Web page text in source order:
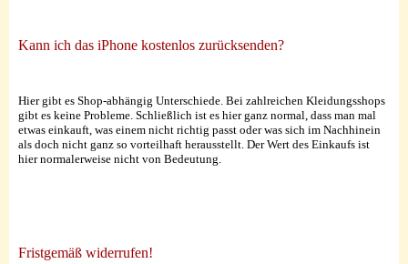
Kann ich das iPhone kostenlos zurücksenden?
Hier gibt es Shop-abhängig Unterschiede. Bei zahlreichen Kleidungsshops
gibt es keine Probleme. Schließlich ist es hier ganz normal, dass man mal
etwas einkauft, was einem nicht richtig passt oder was sich im Nachhinein
als doch nicht ganz so vorteilhaft herausstellt. Der Wert des Einkaufs ist
hier normalerweise nicht von Bedeutung.
Fristgemäß widerrufen!